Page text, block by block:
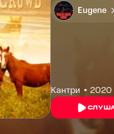
Eugene
Кантри 2020